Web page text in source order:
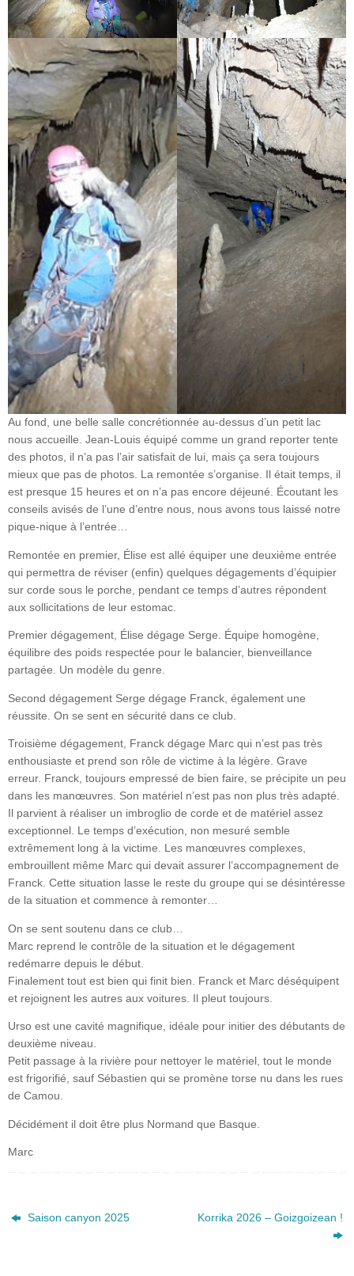
Au fond, une belle salle concrétionnée au-dessus d’un petit lac
nous accueille. Jean-Louis équipé comme un grand reporter tente
des photos, il n’a pas l’air satisfait de lui, mais ça sera toujours
mieux que pas de photos. La remontée s’organise. Il était temps, il
est presque 15 heures et on n’a pas encore déjeuné. Écoutant les
conseils avisés de l’une d’entre nous, nous avons tous laissé notre
pique-nique à l’entrée…
Remontée en premier, Élise est allé équiper une deuxième entrée
qui permettra de réviser (enfin) quelques dégagements d’équipier
sur corde sous le porche, pendant ce temps d’autres répondent
aux sollicitations de leur estomac.
Premier dégagement, Élise dégage Serge. Équipe homogène,
équilibre des poids respectée pour le balancier, bienveillance
partagée. Un modèle du genre.
Second dégagement Serge dégage Franck, également une
réussite. On se sent en sécurité dans ce club.
Troisième dégagement, Franck dégage Marc qui n’est pas très
enthousiaste et prend son rôle de victime à la légère. Grave
erreur. Franck, toujours empressé de bien faire, se précipite un peu
dans les manœuvres. Son matériel n’est pas non plus très adapté.
Il parvient à réaliser un imbroglio de corde et de matériel assez
exceptionnel. Le temps d’exécution, non mesuré semble
extrêmement long à la victime. Les manœuvres complexes,
embrouillent même Marc qui devait assurer l’accompagnement de
Franck. Cette situation lasse le reste du groupe qui se désintéresse
de la situation et commence à remonter…
On se sent soutenu dans ce club…
Marc reprend le contrôle de la situation et le dégagement
redémarre depuis le début.
Finalement tout est bien qui finit bien. Franck et Marc déséquipent
et rejoignent les autres aux voitures. Il pleut toujours.
Urso est une cavité magnifique, idéale pour initier des débutants de
deuxième niveau.
Petit passage à la rivière pour nettoyer le matériel, tout le monde
est frigorifié, sauf Sébastien qui se promène torse nu dans les rues
de Camou.
Décidément il doit être plus Normand que Basque.
Marc
Saison canyon 2025 Korrika 2026 – Goizgoizean !